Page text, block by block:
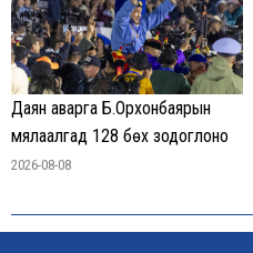
Даян аварга Б.Орхонбаярын
мялаалгад 128 бөх зодоглоно
2026-08-08